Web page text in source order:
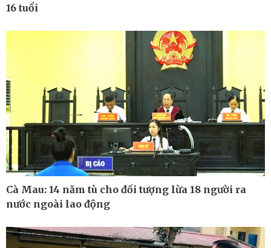
Tin nóng
Tư vấn luật
Thể thao
Bóng đá Việt Nam
Bóng đá quốc tế
Thế giới thể thao
Lịch thi đấu bóng đá
eSports
Hậu trường
16 tuổi
Cà Mau: 14 năm tù cho đối tượng lừa 18 người ra
nước ngoài lao động